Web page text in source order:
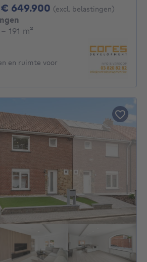
649.900 Van 459900€ Tot
(excl. belastingen)
191 m²
en ruimte voor